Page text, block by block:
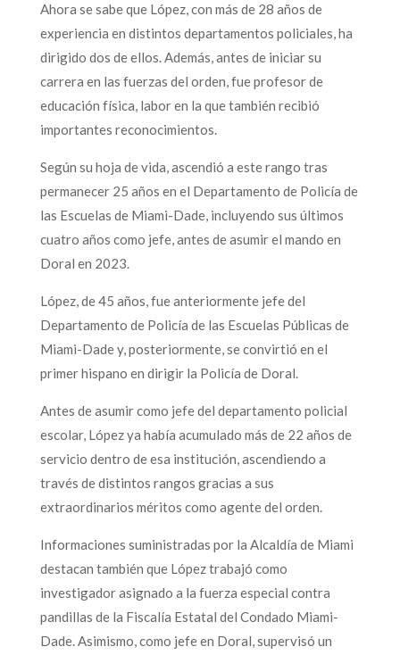
Ahora se sabe que López, con más de 28 años de
experiencia en distintos departamentos policiales, ha
dirigido dos de ellos. Además, antes de iniciar su
carrera en las fuerzas del orden, fue profesor de
educación física, labor en la que también recibió
importantes reconocimientos.
Según su hoja de vida, ascendió a este rango tras
permanecer 25 años en el Departamento de Policía de
las Escuelas de Miami-Dade, incluyendo sus últimos
cuatro años como jefe, antes de asumir el mando en
Doral en 2023.
López, de 45 años, fue anteriormente jefe del
Departamento de Policía de las Escuelas Públicas de
Miami-Dade y, posteriormente, se convirtió en el
primer hispano en dirigir la Policía de Doral.
Antes de asumir como jefe del departamento policial
escolar, López ya había acumulado más de 22 años de
servicio dentro de esa institución, ascendiendo a
través de distintos rangos gracias a sus
extraordinarios méritos como agente del orden.
Informaciones suministradas por la Alcaldía de Miami
destacan también que López trabajó como
investigador asignado a la fuerza especial contra
pandillas de la Fiscalía Estatal del Condado Miami-
Dade. Asimismo, como jefe en Doral, supervisó un